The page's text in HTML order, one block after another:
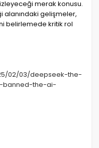
merak konusu.
alanındaki gelişmeler,
belirlemede kritik rol
02/03/deepseek-the-
banned-the-ai-